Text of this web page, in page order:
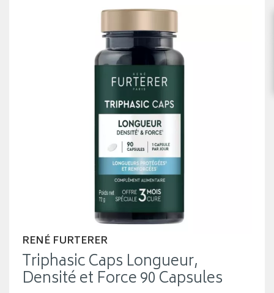
RENÉ FURTERER
Triphasic Caps Longueur,
Densité et Force 90 Capsules